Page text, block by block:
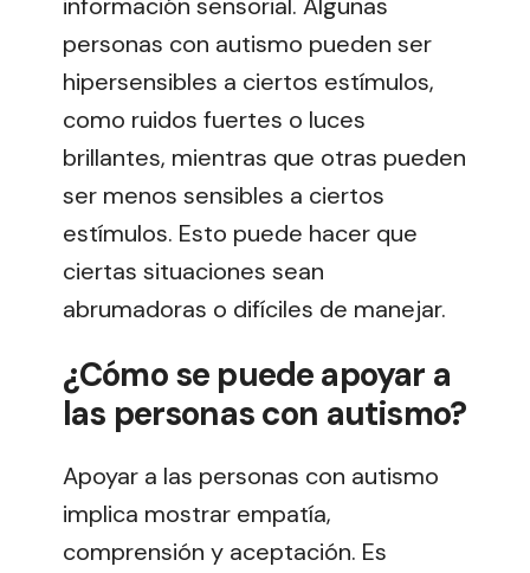
personas con autismo pueden ser
hipersensibles a ciertos estímulos,
como ruidos fuertes o luces
brillantes, mientras que otras pueden
ser menos sensibles a ciertos
estímulos. Esto puede hacer que
ciertas situaciones sean
abrumadoras o difíciles de manejar.
¿Cómo se puede apoyar a
las personas con autismo?
Apoyar a las personas con autismo
implica mostrar empatía,
comprensión y aceptación. Es